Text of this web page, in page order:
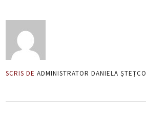
SCRIS DE ADMINISTRATOR DANIELA ȘTEȚCO